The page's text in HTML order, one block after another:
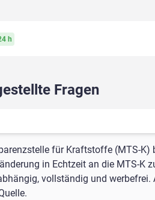
h
Fragen
für Kraftstoffe (MTS-
in Echtzeit an die MTS-K
vollständig und werbefrei.